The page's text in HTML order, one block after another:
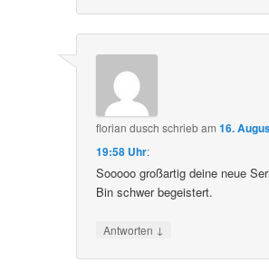
florian dusch schriebam16.
19:58 Uhr:
Sooooo großartig deine neue
Bin schwer begeistert.
Antworten ↓